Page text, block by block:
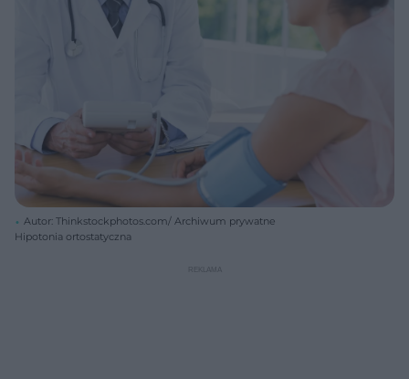
Autor: Thinkstockphotos.com/ Archiwum prywatne
Hipotonia ortostatyczna